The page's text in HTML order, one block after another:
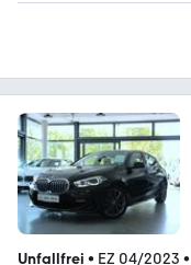
Unfallfrei • EZ 04/2023 •